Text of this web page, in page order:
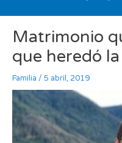
Matrimonio
que heredó
Familia / 5 abril, 2019
de